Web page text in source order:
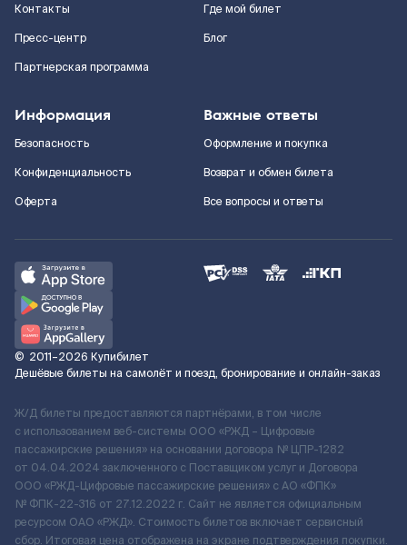
Контакты
Пресс-центр
Партнерская программа
Где мой билет
Блог
Информация
Безопасность
Конфиденциальность
Оферта
Важные ответы
Оформление и покупка
Возврат и обмен билета
Все вопросы и ответы
© 2011–2026 Купибилет
Дешёвые билеты на самолёт и поезд, бронирование и онлайн-заказ
Ж/Д билеты предоставляются партнёрами, в том числе
с использованием веб-системы ООО «РЖД – Цифровые
пассажирские решения» на основании договора № ЦПР-1282
от 04.04.2024 заключенного с Поставщиком услуг и Договора
ООО «РЖД-Цифровые пассажирские решения» c АО «ФПК»
№ ФПК-22-316 от 27.12.2022 г. Сайт не является официальным
ресурсом ОАО «РЖД». Стоимость билетов включает сервисный
сбор. Итоговая цена отображена на экране подтверждения покупки.